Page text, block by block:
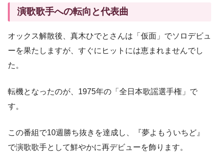
演歌歌手への転向と代表曲
オックス解散後、真木ひでとさんは「仮面」でソロデビュ
ーを果たしますが、すぐにヒットには恵まれませんでし
た。
転機となったのが、1975年の「全日本歌謡選手権」で
す。
この番組で10週勝ち抜きを達成し、『夢よもういちど』
で演歌歌手として鮮やかに再デビューを飾ります。